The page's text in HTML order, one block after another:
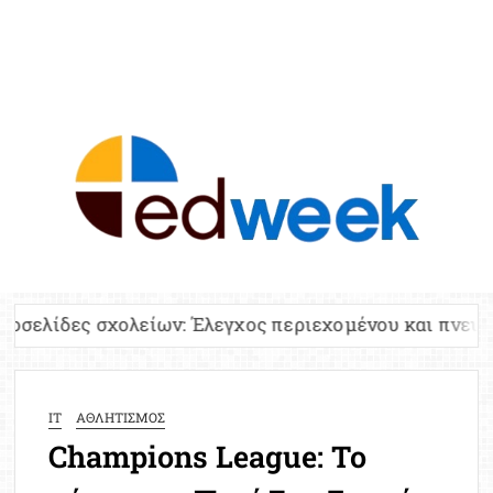
Έλεγχος περιεχομένου και πνευματικών
IT ΑΘΛΗΤΙΣΜΟΣ
Champions League: Το